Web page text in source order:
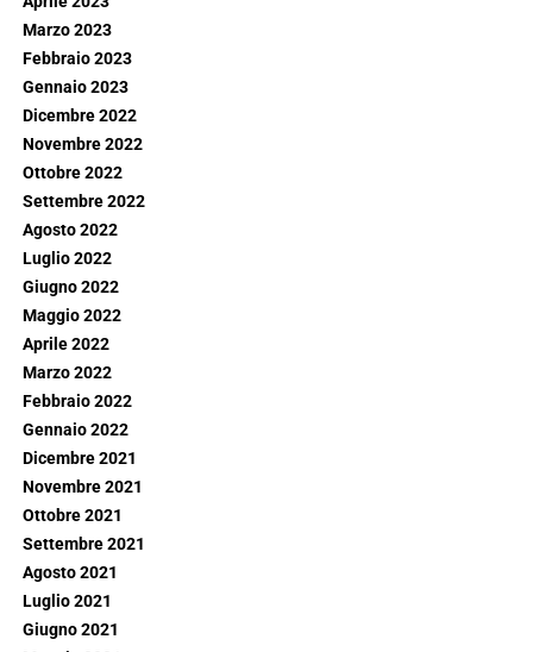
Marzo 2023
Febbraio 2023
Gennaio 2023
Dicembre 2022
Novembre 2022
Ottobre 2022
Settembre 2022
Agosto 2022
Luglio 2022
Giugno 2022
Maggio 2022
Aprile 2022
Marzo 2022
Febbraio 2022
Gennaio 2022
Dicembre 2021
Novembre 2021
Ottobre 2021
Settembre 2021
Agosto 2021
Luglio 2021
Giugno 2021